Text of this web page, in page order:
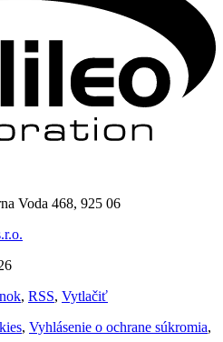
Voda 468, 925 06
, RSS, Vytlačiť
, Vyhlásenie o ochrane súkromia,